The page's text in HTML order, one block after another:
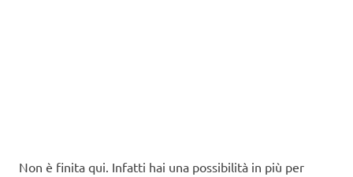
Non è finita qui. Infatti hai una possibilità in più per